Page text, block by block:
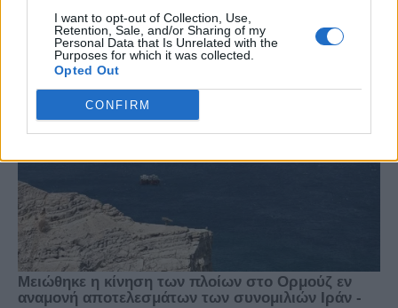
I want to opt-out of Collection, Use,
Retention, Sale, and/or Sharing of my
Personal Data that Is Unrelated with the
Purposes for which it was collected.
Opted Out
CONFIRM